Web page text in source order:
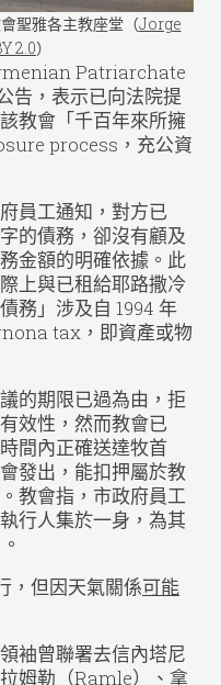
聖雅各主教座堂（Jorge
2.0）
Patriarchate
告，表示已向法院提
教會「千百年來所擁
process，充公資
員工通知，對方已
的債務，卻沒有顧及
金額的明確依據。此
上與已租給耶路撒冷
務」涉及自 1994 年
tax，即資產或物
的期限已過為由，拒
效性，然而教會已
間內正確送達牧首
發出，能扣押屬於教
教會指，市政府員工
行人集於一身，為其
，但因天氣關係可能
袖曾聯署去信內塔尼
姆勒（Ramle）、拿